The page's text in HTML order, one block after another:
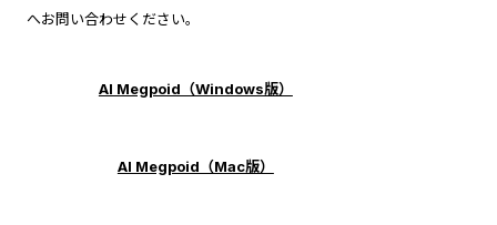
へお問い合わせください。
AI Megpoid（Windows版）
AI Megpoid（Mac版）